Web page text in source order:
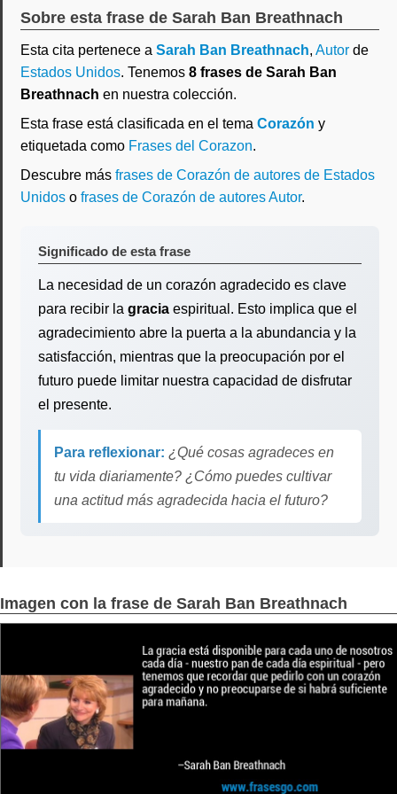
Sobre esta frase de Sarah Ban Breathnach
Esta cita pertenece a Sarah Ban Breathnach, Autor de
Estados Unidos. Tenemos 8 frases de Sarah Ban
Breathnach en nuestra colección.
Esta frase está clasificada en el tema Corazón y
etiquetada como Frases del Corazon.
Descubre más frases de Corazón de autores de Estados
Unidos o frases de Corazón de autores Autor.
Significado de esta frase
La necesidad de un corazón agradecido es clave
para recibir la gracia espiritual. Esto implica que el
agradecimiento abre la puerta a la abundancia y la
satisfacción, mientras que la preocupación por el
futuro puede limitar nuestra capacidad de disfrutar
el presente.
Para reflexionar: ¿Qué cosas agradeces en
tu vida diariamente? ¿Cómo puedes cultivar
una actitud más agradecida hacia el futuro?
Imagen con la frase de Sarah Ban Breathnach